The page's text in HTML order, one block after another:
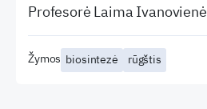
Profesorė Laima Ivanovienė
Žymos biosintezė rūgštis